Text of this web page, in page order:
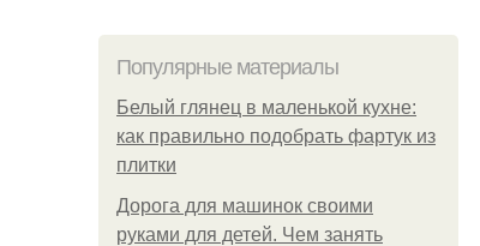
Популярные материалы
Белый глянец в маленькой кухне:
как правильно подобрать фартук из
плитки
Дорога для машинок своими
руками для детей. Чем занять